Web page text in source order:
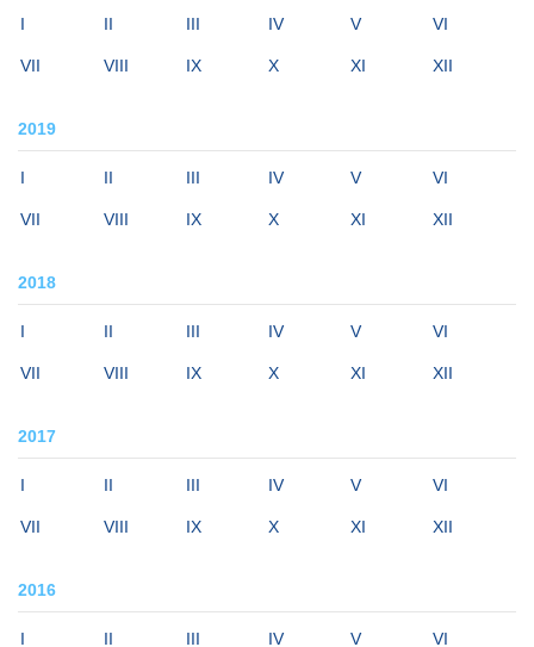
I II III IV V VI
VII VIII IX X XI XII
2019
I II III IV V VI
VII VIII IX X XI XII
2018
I II III IV V VI
VII VIII IX X XI XII
2017
I II III IV V VI
VII VIII IX X XI XII
2016
I II III IV V VI